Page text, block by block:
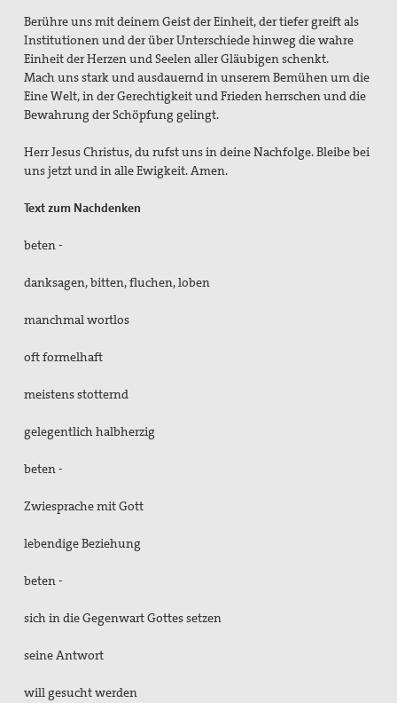
Berühre uns mit deinem Geist der Einheit, der tiefer greift als
Institutionen und der über Unterschiede hinweg die wahre
Einheit der Herzen und Seelen aller Gläubigen schenkt.
Mach uns stark und ausdauernd in unserem Bemühen um die
Eine Welt, in der Gerechtigkeit und Frieden herrschen und die
Bewahrung der Schöpfung gelingt.
Herr Jesus Christus, du rufst uns in deine Nachfolge. Bleibe bei
uns jetzt und in alle Ewigkeit. Amen.
Text zum Nachdenken
beten -
danksagen, bitten, fluchen, loben
manchmal wortlos
oft formelhaft
meistens stotternd
gelegentlich halbherzig
beten -
Zwiesprache mit Gott
lebendige Beziehung
beten -
sich in die Gegenwart Gottes setzen
seine Antwort
will gesucht werden